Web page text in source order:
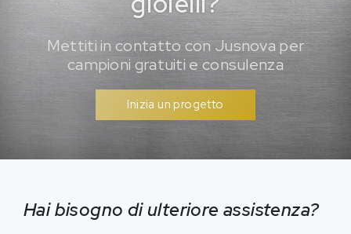
Mettiti in contatto con Jusnova per
campioni gratuiti e consulenza
Inizia un progetto
Hai bisogno di ulteriore assistenza?